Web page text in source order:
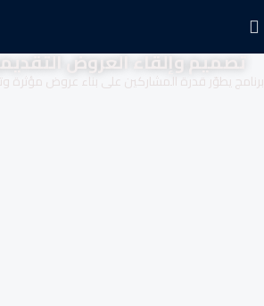
تصميم وإلقاء العروض
برنامج يطوّر قدرة المشاركين على بناء عروض مؤثرة